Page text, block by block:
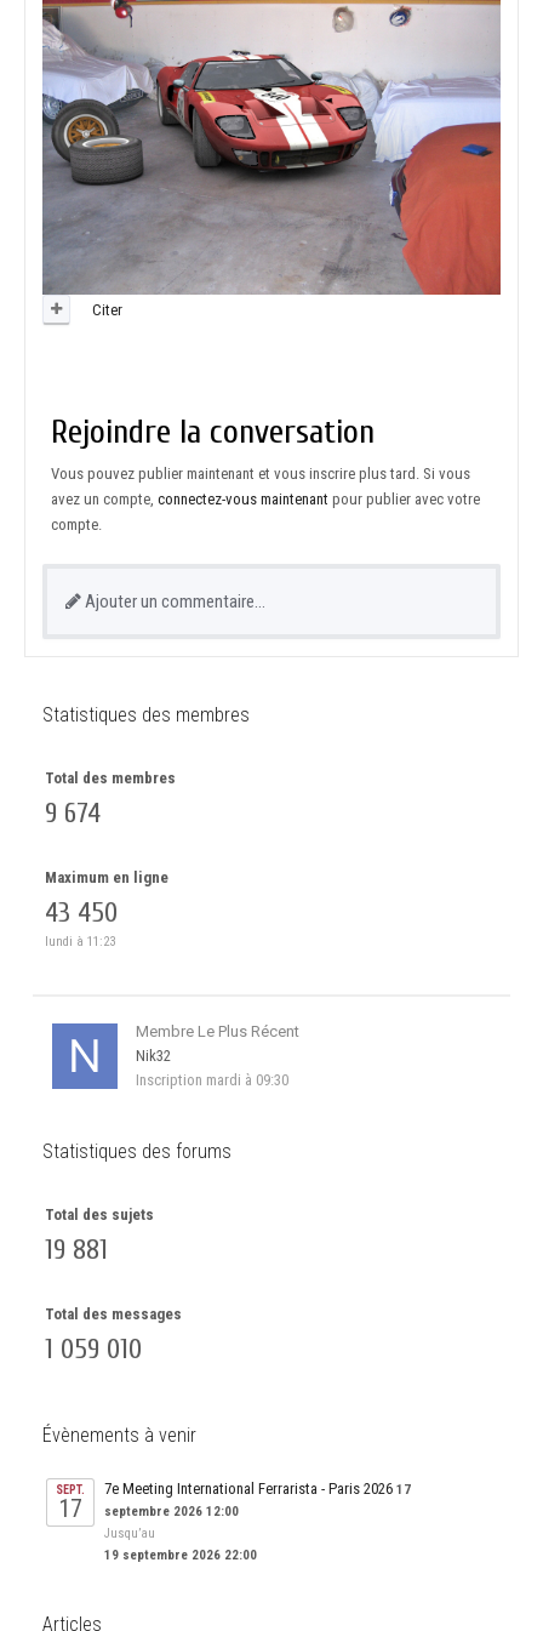
Citer
Rejoindre la conversation
Vous pouvez publier maintenant et vous inscrire plus tard. Si vous
avez un compte, connectez-vous maintenant pour publier avec votre
compte.
Ajouter un commentaire…
Statistiques des membres
Total des membres
9 674
Maximum en ligne
43 450
lundi à 11:23
Membre Le Plus Récent
Nik32
Inscription mardi à 09:30
Statistiques des forums
Total des sujets
19 881
Total des messages
1 059 010
Évènements à venir
SEPT.
17
7e Meeting International Ferrarista - Paris 2026 17
septembre 2026 12:00
Jusqu’au
19 septembre 2026 22:00
Articles